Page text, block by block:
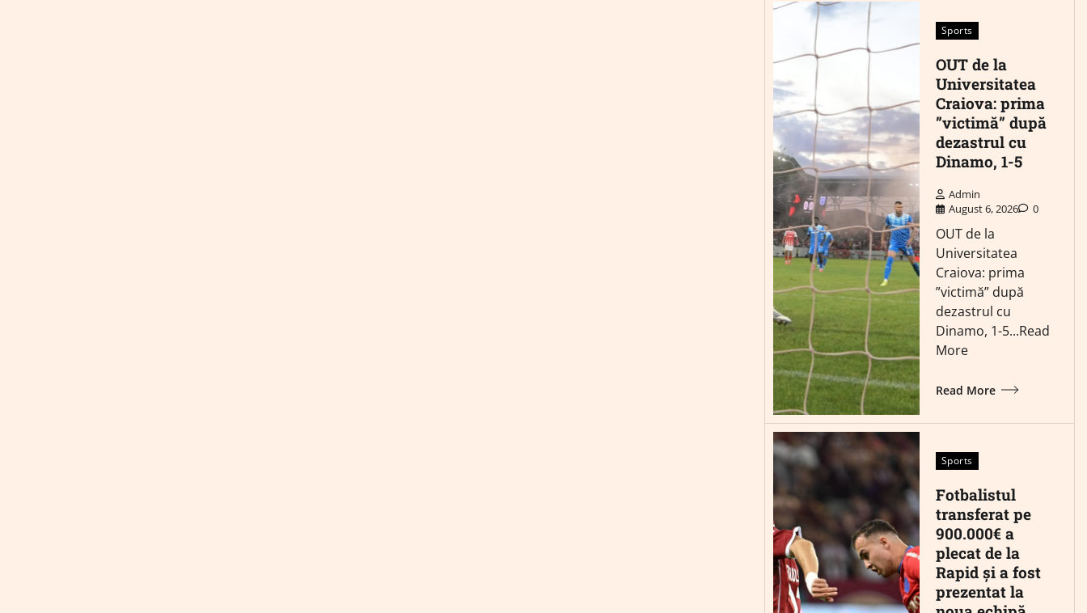
Sports
OUT de la
Universitatea
Craiova: prima
”victimă” după
dezastrul cu
Dinamo, 1-5
Admin
August 6, 2026
0
OUT de la
Universitatea
Craiova: prima
”victimă” după
dezastrul cu
Dinamo, 1-5...Read
More
Read More
Sports
Fotbalistul
transferat pe
900.000€ a
plecat de la
Rapid și a fost
prezentat la